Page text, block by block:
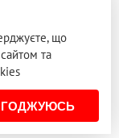
що
та